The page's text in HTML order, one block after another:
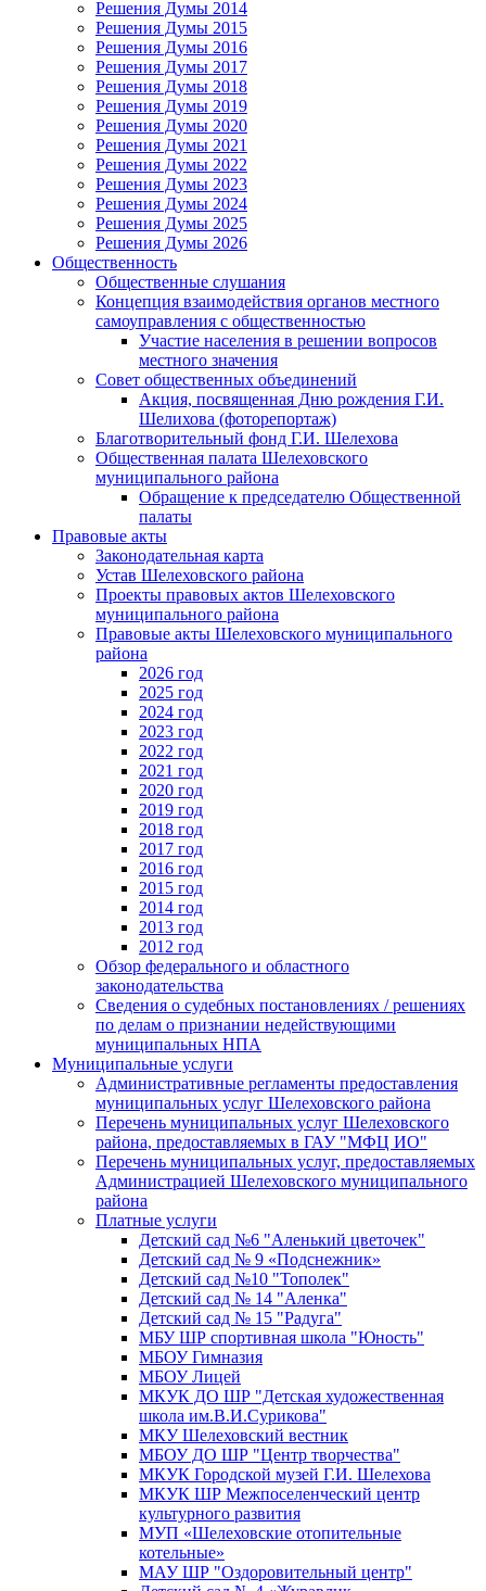
Решения Думы 2014
Решения Думы 2015
Решения Думы 2016
Решения Думы 2017
Решения Думы 2018
Решения Думы 2019
Решения Думы 2020
Решения Думы 2021
Решения Думы 2022
Решения Думы 2023
Решения Думы 2024
Решения Думы 2025
Решения Думы 2026
Общественность
Общественные слушания
Концепция взаимодействия органов местного
самоуправления с общественностью
Участие населения в решении вопросов
местного значения
Совет общественных объединений
Акция, посвященная Дню рождения Г.И.
Шелихова (фоторепортаж)
Благотворительный фонд Г.И. Шелехова
Общественная палата Шелеховского
муниципального района
Обращение к председателю Общественной
палаты
Правовые акты
Законодательная карта
Устав Шелеховского района
Проекты правовых актов Шелеховского
муниципального района
Правовые акты Шелеховского муниципального
района
2026 год
2025 год
2024 год
2023 год
2022 год
2021 год
2020 год
2019 год
2018 год
2017 год
2016 год
2015 год
2014 год
2013 год
2012 год
Обзор федерального и областного
законодательства
Сведения о судебных постановлениях / решениях
по делам о признании недействующими
муниципальных НПА
Муниципальные услуги
Административные регламенты предоставления
муниципальных услуг Шелеховского района
Перечень муниципальных услуг Шелеховского
района, предоставляемых в ГАУ "МФЦ ИО"
Перечень муниципальных услуг, предоставляемых
Администрацией Шелеховского муниципального
района
Платные услуги
Детский сад №6 "Аленький цветочек"
Детский сад № 9 «Подснежник»
Детский сад №10 "Тополек"
Детский сад № 14 "Аленка"
Детский сад № 15 "Радуга"
МБУ ШР спортивная школа "Юность"
МБОУ Гимназия
МБОУ Лицей
МКУК ДО ШР "Детская художественная
школа им.В.И.Сурикова"
МКУ Шелеховский вестник
МБОУ ДО ШР "Центр творчества"
МКУК Городской музей Г.И. Шелехова
МКУК ШР Межпоселенческий центр
культурного развития
МУП «Шелеховские отопительные
котельные»
МАУ ШР "Оздоровительный центр"